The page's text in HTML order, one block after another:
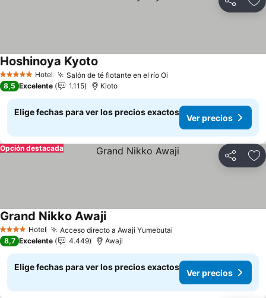
Compartir
5 Estrellas Hotel Salón de té flotante en el río Oi
Hoshinoya Kyoto
8,5 Excelente 1.115 Kioto
Elige fechas para ver los precios exactos
Ver precios
Compartir
Opción destacada
4 EstrellasHotel Acceso directo a Awaji Yumebutai
Grand Nikko AwajiVer precios
8,7 Excelente 4.449 Awaji
Elige fechas para ver los precios exactos
Ver precios